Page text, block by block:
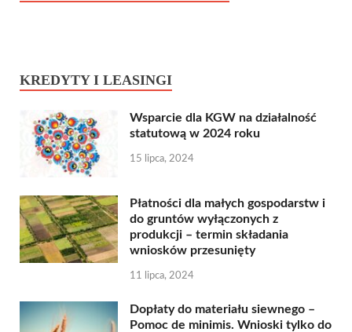
KREDYTY I LEASINGI
Wsparcie dla KGW na działalność
statutową w 2024 roku
15 lipca, 2024
Płatności dla małych gospodarstw i
do gruntów wyłączonych z
produkcji – termin składania
wniosków przesunięty
11 lipca, 2024
Dopłaty do materiału siewnego –
Pomoc de minimis. Wnioski tylko do